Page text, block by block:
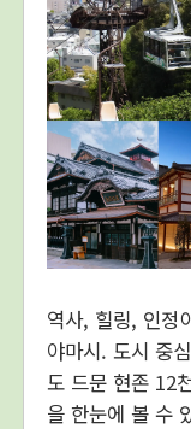
역사, 힐링, 인정
야마시. 도시 중
도 드문 현존 12
을 한눈에 볼 수